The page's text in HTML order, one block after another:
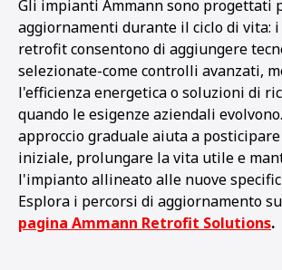
Gli impianti Ammann sono progettati
aggiornamenti durante il ciclo di vita:
retrofit consentono di aggiungere
selezionate-come controlli avanzati,
l'efficienza energetica o soluzioni di
quando le esigenze aziendali
approccio graduale aiuta a posticipare
iniziale, prolungare la vita utile e
l'impianto allineato alle nuove
Esplora i percorsi di aggiornamento
pagina Ammann Retrofit Solutions.